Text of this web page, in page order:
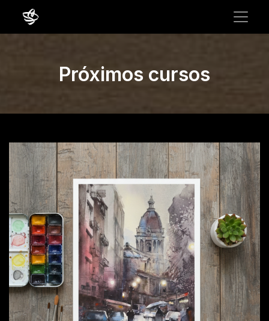
Próximos cursos